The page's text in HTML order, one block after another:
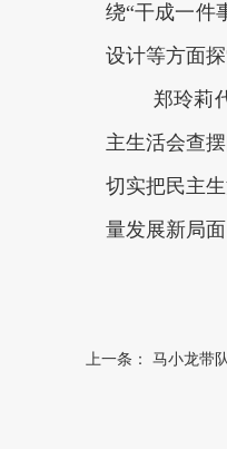
绕“干成一件
设计等方面
郑玲莉
主生活会查
切实把民主
量发展新局
上一条： 马小龙带